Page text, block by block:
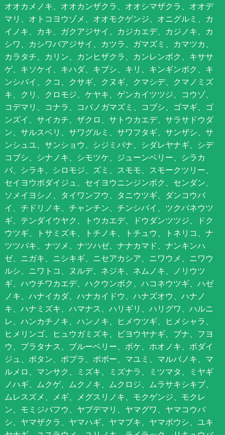
オオカメノキ、オオカンザクラ、オオシマザクラ、オオデ
マリ、オトコヨウゾメ、オオモクゲンジ、オニグルミ、カ
イノキ、カキ、ガクアジサイ、カジカエデ、カジノキ、カ
シワ、カシワバアジサイ、カツラ、ガマズミ、カマツカ、
カラタチ、カリン、カンヒザクラ、カンレンボク、キササ
ゲ、キソケイ、キハダ、キブシ、キリ、キンギンボク、キ
ンシバイ、クコ、クサギ、クヌギ、クマシデ、クマノミズ
キ、クリ、クロモジ、ケヤキ、ゲンカイツツジ、コウゾ、
コデマリ、コナラ、コバノガマズミ、コブシ、ゴマギ、ゴ
ンズイ、サイカチ、ザクロ、サトウカエデ、サラサドウダ
ン、サルスベリ、サワグルミ、サワフタギ、サンザシ、サ
ンシュユ、サンショウ、シジミバナ、シダレヤナギ、シデ
コブシ、シナノキ、シモツケ、ジューンベリー、シラカ
バ、シラキ、シロモジ、ズミ、スモモ、スモークツリー、
セイヨウボダイジュ、セイヨウニンジンボク、センダン、
ソメイヨシノ、タイワンフウ、タニウツギ、ダンコウバ
イ、チドリノキ、チャンチン、チンシバイ、ツクバネウツ
ギ、テンダイウヤク、トウカエデ、ドウダンツツジ、ドク
ウツギ、トサミズキ、トチノキ、トチュウ、トネリコ、ナ
ツツバキ、ナツメ、ナツハゼ、ナナカマド、ナンキンハ
ゼ、ニガキ、ニシキギ、ニセアカシア、ニワウメ、ニワウ
ルシ、ニワトコ、ヌルデ、ネジキ、ネムノキ、ノリウツ
ギ、ハウチワカエデ、ハクウンボク、ハコネウツギ、ハゼ
ノキ、ハナイカダ、ハナカイドウ、ハナズオウ、ハナノ
キ、ハナミズキ、ハマナス、ハリギリ、ハリグワ、ハルニ
レ、ハンカチノキ、ハンノキ、ヒメウツギ、ヒメシャラ、
ヒメリンゴ、ヒュウガミズキ、ビヨウヤナギ、ブナ、フヨ
ウ、プラタナス、ブルーベリー、ボケ、ホオノキ、ボダイ
ジュ、ボタン、ポプラ、ポポー、マユミ、マルバノキ、マ
ルメロ、マンサク、ミズキ、ミズナラ、ミツマタ、ミヤギ
ノハギ、ムクゲ、ムクノキ、ムクロジ、ムラサキシキブ、
ムレスズメ、メギ、メグスリノキ、モクゲンジ、モクレ
ン、モミジバフウ、ヤブデマリ、ヤマグワ、ヤマコウバ
シ、ヤマザクラ、ヤマハギ、ヤマブキ、ヤマボウシ、ユキ